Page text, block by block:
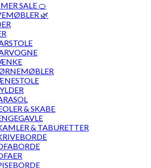
SALE 🍊
🌿
& SKABE
& TABURETTER